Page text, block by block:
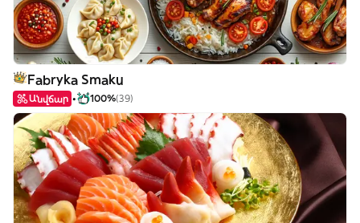
Fabryka Smaku
Անվճար 100%(39)